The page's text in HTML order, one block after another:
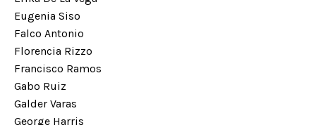
Eugenia Siso
Falco Antonio
Florencia Rizzo
Francisco Ramos
Gabo Ruiz
Galder Varas
George Harris